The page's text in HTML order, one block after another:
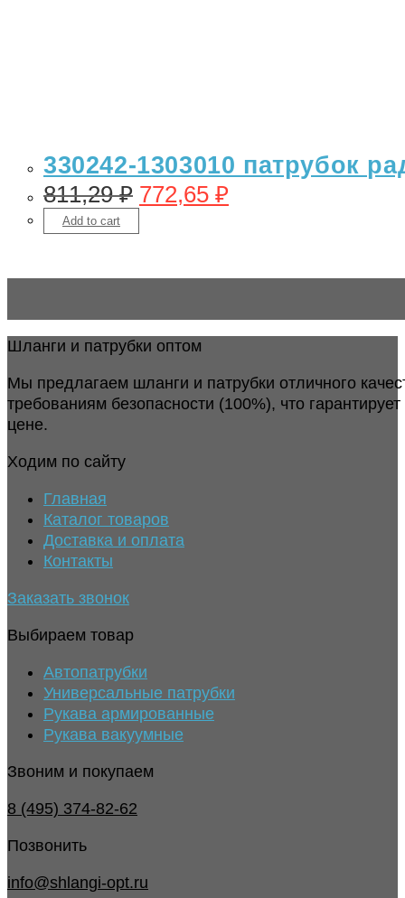
330242-1303010 патрубок
811,29₽ 772,65 ₽
Add to cart
Шланги и патрубки оптом
Мы предлагаем шланги и патрубки отличного
требованиям безопасности (100%), что
цене.
Ходим по сайту
Главная
Каталог товаров
Доставка и оплата
Контакты
Заказать звонок
Выбираем товар
Автопатрубки
Универсальные патрубки
Рукава армированные
Рукава вакуумные
Звоним и покупаем
8 (495) 374-82-62
Позвонить
info@shlangi-opt.ru